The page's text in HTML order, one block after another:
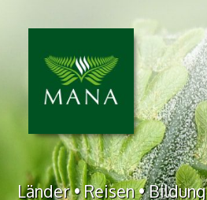
Länder • Reisen • Bildung